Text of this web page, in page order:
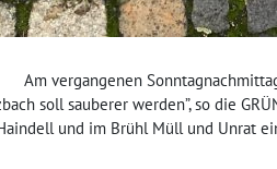
Am vergangenen
soll sauberer werden”, so die
und im Brühl Müll und Unrat